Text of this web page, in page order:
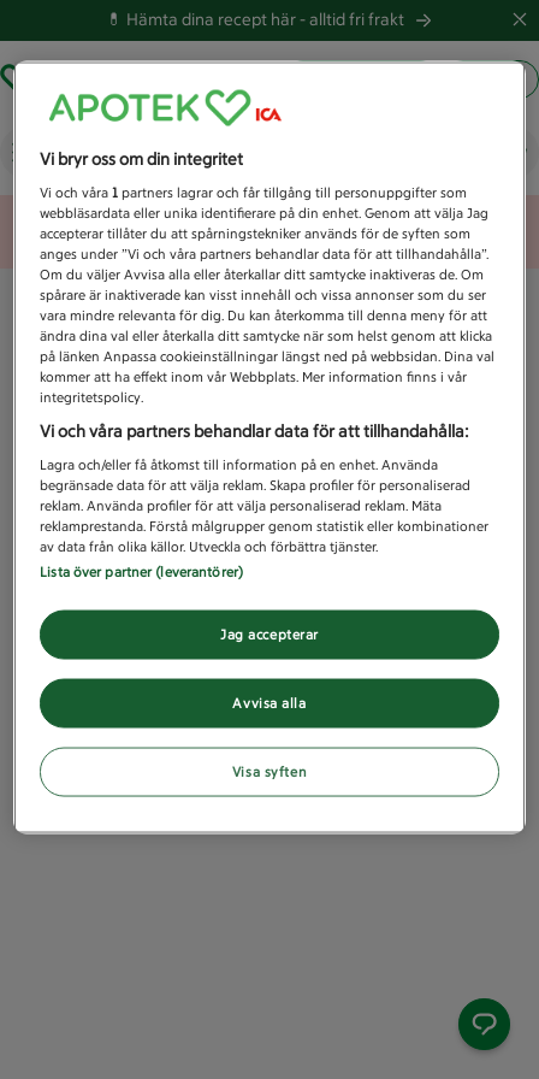
💊 Hämta dina recept här -alltid fri frakt
Vad letar du efter idag?
Unknown error
Vi bryr oss om din integritet
Vi och våra1 partners lagrar och får tillgång till personuppgifter som
webbläsardata eller unika identifierare på din enhet. Genom att välja Jag
accepterar tillåter du att spårningstekniker används för de syften som
anges under ”Vi och våra partners behandlar data för att tillhandahålla”.
Om du väljer Avvisa alla eller återkallar ditt samtycke inaktiveras de. Om
spårare är inaktiverade kan visst innehåll och vissa annonser som du ser
vara mindre relevanta för dig. Du kan återkomma till denna meny för att
ändra dina val eller återkalla ditt samtycke när som helst genom att klicka
på länken Anpassa cookieinställningar längst ned på webbsidan. Dina val
kommer att ha effekt inom vår Webbplats. Mer information finns i vår
integritetspolicy.
Vi och våra partners behandlar data för att tillhandahålla:
Lagra och/eller få åtkomst till information på en enhet. Använda
begränsade data för att välja reklam. Skapa profiler för personaliserad
reklam. Använda profiler för att välja personaliserad reklam. Mäta
reklamprestanda. Förstå målgrupper genom statistik eller kombinationer
av data från olika källor. Utveckla och förbättra tjänster.
Lista över partner (leverantörer)
Avvisa alla
Jag accepterar
Visa syften